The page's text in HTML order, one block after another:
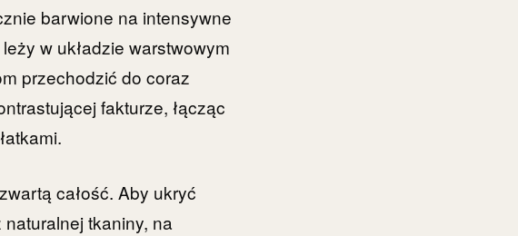
barwione na intensywne
w układzie warstwowym
przechodzić do coraz
fakturze, łącząc
całość. Aby ukryć
tkaniny, na